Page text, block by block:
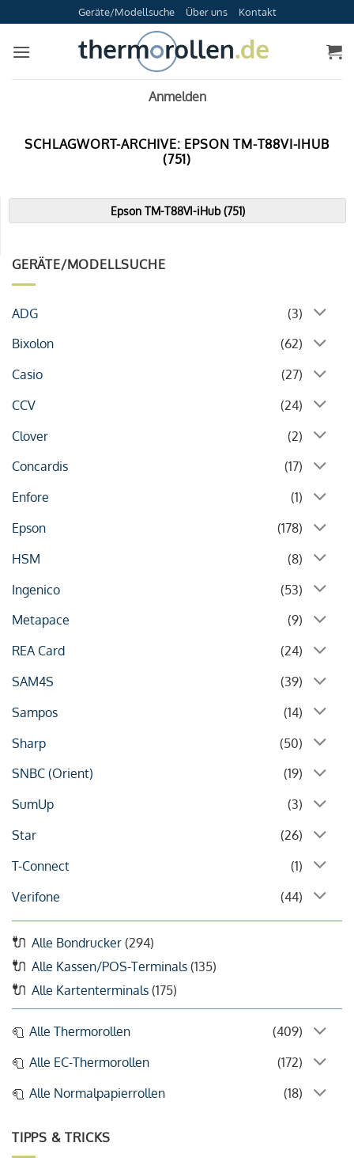
Inhalt
springen
Geräte/Modellsuche Über uns Kontakt
Anmelden
SCHLAGWORT-ARCHIVE: EPSON TM-T88VI-IHUB
(751)
GERÄTE/MODELLSUCHE
ADG
(3)
Bixolon
(62)
Casio
(27)
CCV
(24)
Clover
(2)
Concardis
(17)
Enfore
(1)
Epson
(178)
HSM
(8)
Ingenico
(53)
Metapace
(9)
REA Card
(24)
SAM4S
(39)
Sampos
(14)
Sharp
(50)
SNBC (Orient)
(19)
SumUp
(3)
Star
(26)
T-Connect
(1)
Verifone
(44)
Alle Bondrucker (294)
Alle Kassen/POS-Terminals (135)
Alle Kartenterminals (175)
Alle Thermorollen
(409)
Alle EC-Thermorollen
(172)
Alle Normalpapierrollen
(18)
TIPPS & TRICKS
Epson TM-T88VI-iHub (751)